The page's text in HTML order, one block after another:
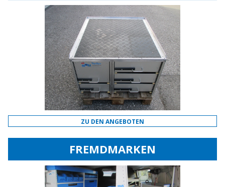
ZU DEN ANGEBOTEN
FREMDMARKEN